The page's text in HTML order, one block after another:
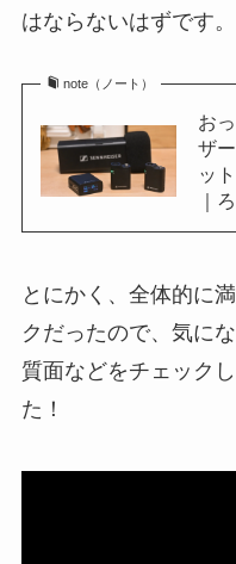
はならないはずです。
note（ノート）
お
ザ
ッ
｜
とにかく、全体的に
クだったので、気に
質面などをチェック
た！